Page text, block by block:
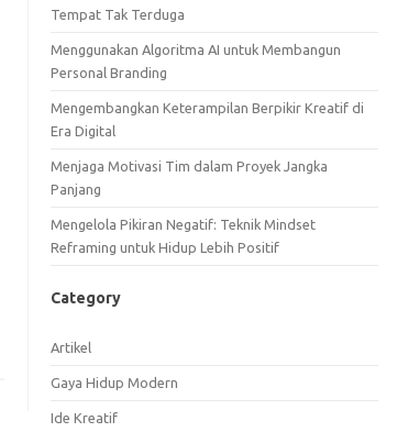
Tempat Tak Terduga
Menggunakan Algoritma AI untuk Membangun
Personal Branding
Mengembangkan Keterampilan Berpikir Kreatif di
Era Digital
Menjaga Motivasi Tim dalam Proyek Jangka
Panjang
Mengelola Pikiran Negatif: Teknik Mindset
Reframing untuk Hidup Lebih Positif
Category
Artikel
Gaya Hidup Modern
Ide Kreatif